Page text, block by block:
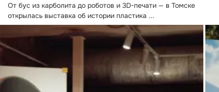
От бус из карболита до роботов и 3D-печати — в Томске
открылась выставка об истории пластика ...